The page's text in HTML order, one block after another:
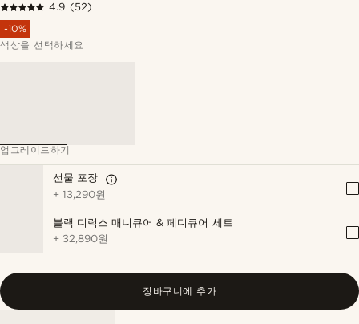
4.9 (52)
-10%
색상을 선택하세요
업그레이드하기
선물 포장
+13,290원
블랙 디럭스 매니큐어 & 페디큐어 세트
+ 32,890원
장바구니에 추가